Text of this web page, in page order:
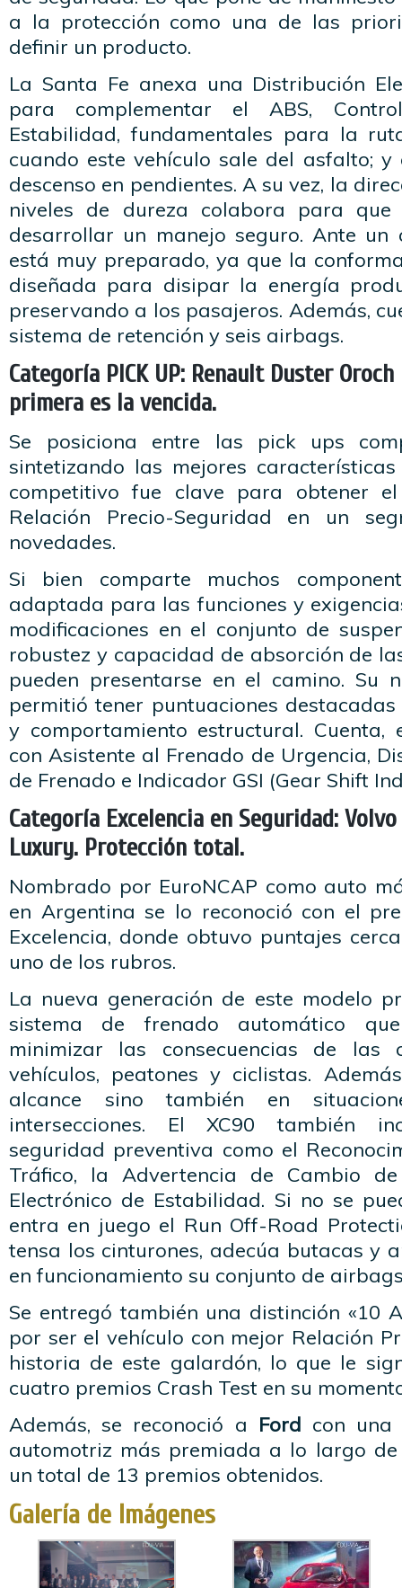
a la protección como una de las
definir un producto.
La Santa Fe anexa una Distribución
para complementar el ABS,
Estabilidad, fundamentales para la
cuando este vehículo sale del asfalto; y
descenso en pendientes. A su vez, la
niveles de dureza colabora para
desarrollar un manejo seguro. Ante un
está muy preparado, ya que la
diseñada para disipar la energía
preservando a los pasajeros. Además,
sistema de retención y seis airbags.
Categoría PICK UP: Renault Duster Oroch
primera es la vencida.
Se posiciona entre las pick ups
sintetizando las mejores
competitivo fue clave para obtener
Relación Precio-Seguridad en un
novedades.
Si bien comparte muchos
adaptada para las funciones y
modificaciones en el conjunto de
robustez y capacidad de absorción de
pueden presentarse en el camino. Su
permitió tener puntuaciones
y comportamiento estructural. Cuenta,
con Asistente al Frenado de Urgencia,
de Frenado e Indicador GSI (Gear Shift
Categoría Excelencia en Seguridad:
Luxury. Protección total.
Nombrado por EuroNCAP como auto
en Argentina se lo reconoció con el
Excelencia, donde obtuvo puntajes
uno de los rubros.
La nueva generación de este modelo
sistema de frenado automático
minimizar las consecuencias de las
vehículos, peatones y ciclistas.
alcance sino también en
intersecciones. El XC90 también
seguridad pre­ventiva como el
Tráfico, la Advertencia de Cambio
Electrónico de Estabilidad. Si no se
entra en juego el Run Off-Road
tensa los cinturones, adecúa butacas y
en funcionamiento su conjunto de
Se entregó también una distinción «10
por ser el vehículo con mejor Relación
historia de este galardón, lo que le
cuatro premios Crash Test en su
Además, se reconoció a Ford con
automotriz más premiada a lo largo de
un total de 13 premios obtenidos.
Galería de Imágenes